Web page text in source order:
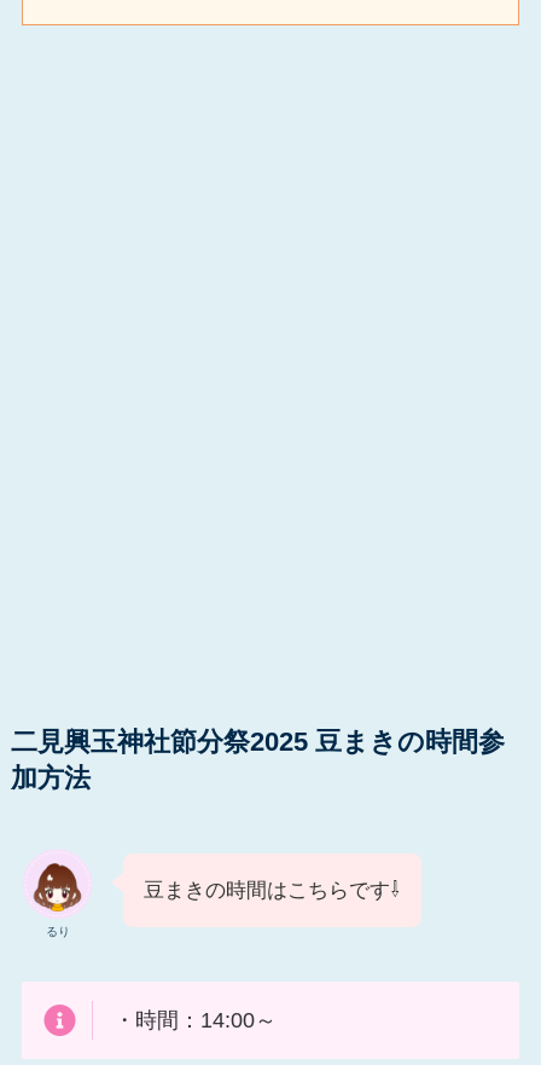
二見興玉神社節分祭2025 豆まきの時間参
加方法
るり
豆まきの時間はこちらです⇩
・時間：14:00～